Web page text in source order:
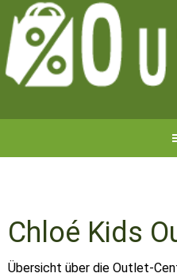
Chloé Kids
Übersicht über die Outlet-